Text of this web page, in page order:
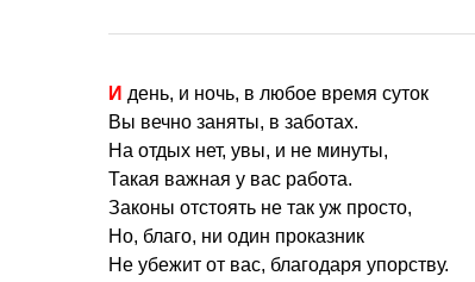
И день, и ночь, в любое время суток
Вы вечно заняты, в заботах.
На отдых нет, увы, и не минуты,
Такая важная у вас работа.
Законы отстоять не так уж просто,
Но, благо, ни один проказник
Не убежит от вас, благодаря упорству.